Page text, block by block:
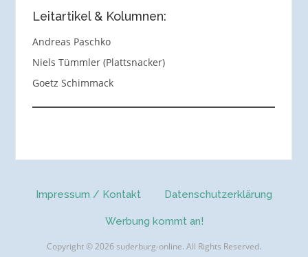
Leitartikel & Kolumnen:
Andreas Paschko
Niels Tümmler (Plattsnacker)
Goetz Schimmack
Impressum / Kontakt Datenschutzerklärung
Werbung kommt an!
Copyright © 2026 suderburg-online. All Rights Reserved.